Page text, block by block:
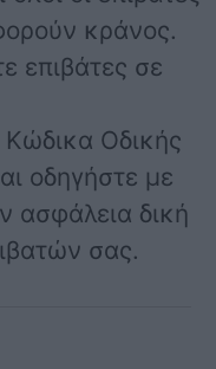
κράνος.
επιβάτες σε
Κώδικα Οδικής
οδηγήστε με
ασφάλεια δική
σας.